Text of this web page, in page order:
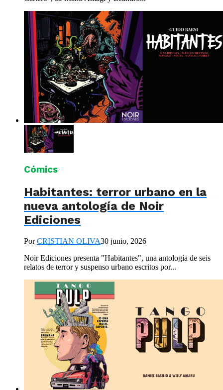
Cómics
Habitantes: terror urbano en la
nueva antología de Noir
Ediciones
PorCRISTIAN OLIVA30 junio, 2026
Noir Ediciones presenta "Habitantes", una antología de seis
relatos de terror y suspenso urbano escritos por...